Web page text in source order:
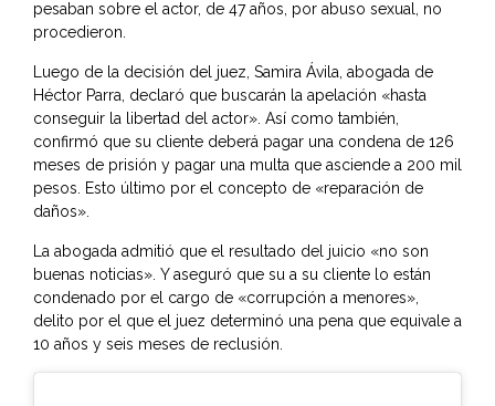
pesaban sobre el actor, de 47 años, por abuso sexual, no
procedieron.
Luego de la decisión del juez, Samira Ávila, abogada de
Héctor Parra, declaró que buscarán la apelación «hasta
conseguir la libertad del actor». Así como también,
confirmó que su cliente deberá pagar una condena de 126
meses de prisión y pagar una multa que asciende a 200 mil
pesos. Esto último por el concepto de «reparación de
daños».
La abogada admitió que el resultado del juicio «no son
buenas noticias». Y aseguró que su a su cliente lo están
condenado por el cargo de «corrupción a menores»,
delito por el que el juez determinó una pena que equivale a
10 años y seis meses de reclusión.